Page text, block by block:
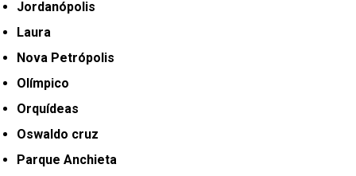
Jordanópolis
Laura
Nova Petrópolis
Olímpico
Orquídeas
Oswaldo cruz
Parque Anchieta